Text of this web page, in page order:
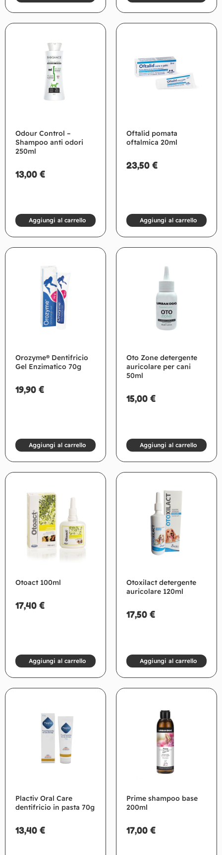
Odour Control –
Shampoo anti odori
250ml
13,00 €
Aggiungi al carrello
Oftalid pomata
oftalmica 20ml
23,50 €
Aggiungi al carrello
Orozyme® Dentifricio
Gel Enzimatico 70g
19,90 €
Aggiungi al carrello
Oto Zone detergente
auricolare per cani
50ml
15,00 €
Aggiungi al carrello
Otoact 100ml
17,40 €
Aggiungi al carrello
Otoxilact detergente
auricolare 120ml
17,50 €
Aggiungi al carrello
Plactiv Oral Care
dentifricio in pasta 70g
13,40 €
Prime shampoo base
200ml
17,00 €